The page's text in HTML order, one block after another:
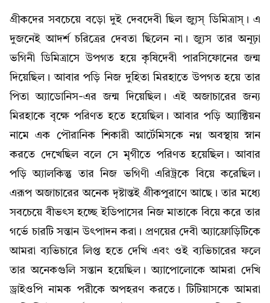
গ্রীকদের সবচেয়ে বড়ো দুই দেবদেবী ছিল জ্যুস্‌ ডিমিত্রাস্‌। এ
দুজনেই আদর্শ চরিত্রের দেবতা ছিলেন না। জ্যুস তার অনূঢ়া
ভগিনী ডিমিত্রাসে উপগত হয়ে কৃষিদেবী পারসিফোনের জন্ম
দিয়েছিল। আবার পড়ি নিজ দুহিতা মিরহাতে উপগত হয়ে তার
পিতা অ্যাডোনিস-এর জন্ম দিয়েছিল। এই অজাচারের জন্য
মিরহাকে বৃক্ষে পরিণত হতে হয়েছিল। আবার পড়ি অ্যাক্টিয়ন
নামে এক পৌরানিক শিকারী আর্টেমিসকে নগ্ন অবস্থায় স্নান
করতে দেখেছিল বলে সে মৃগীতে পরিণত হয়েছিল। আবার
পড়ি অ্যালকিন্তু তার নিজ ভগিণী এরিট্রকে বিয়ে করেছিল।
এরূপ অজাচারের অনেক দৃষ্টান্তই গ্রীকপুরাণে আছে। তার মধ্যে
সবচেয়ে বীভৎস হচ্ছে ইডিপাসের নিজ মাতাকে বিয়ে করে তার
গর্ভে চারটি সন্তান উৎপাদন করা। প্রণয়ের দেবী অ্যাফ্রোড়িটিকে
আমরা ব্যভিচারে লিপ্ত হতে দেখি এবং ওই ব্যভিচারের ফলে
তার অনেকগুলি সন্তান হয়েছিল। অ্যাপোলোকে আমরা দেখি
ড্রাইওপি নামক পরীকে অপহরণ করতে। টিটিয়াসকে আমরা